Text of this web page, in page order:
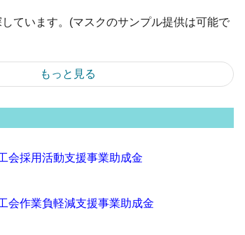
ています。(マスクのサンプル提供は可能で
もっと見る
会採用活動支援事業助成金
会作業負軽減支援事業助成金